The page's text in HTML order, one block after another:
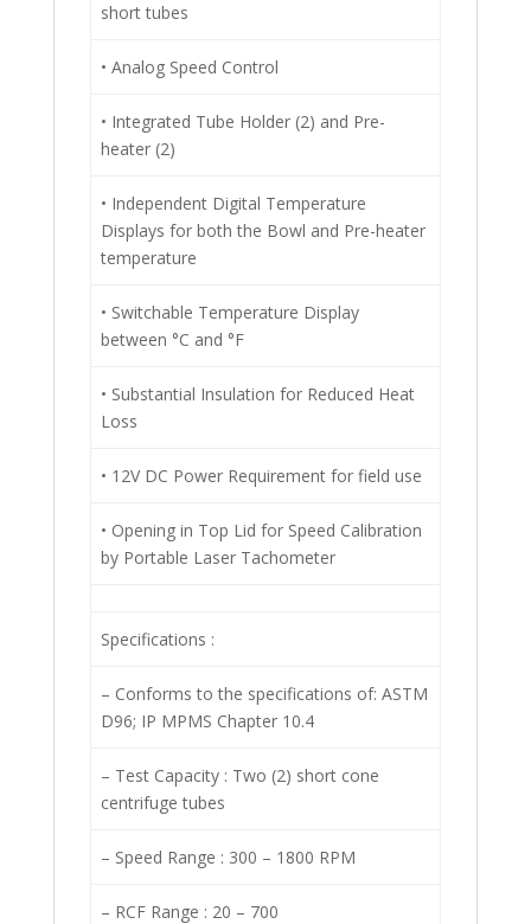
short tubes
• Analog Speed Control
• Integrated Tube Holder (2) and Pre-
heater (2)
• Independent Digital Temperature
Displays for both the Bowl and Pre-heater
temperature
• Switchable Temperature Display
between °C and °F
• Substantial Insulation for Reduced Heat
Loss
• 12V DC Power Requirement for field use
• Opening in Top Lid for Speed Calibration
by Portable Laser Tachometer
Specifications :
– Conforms to the specifications of: ASTM
D96; IP MPMS Chapter 10.4
– Test Capacity : Two (2) short cone
centrifuge tubes
– Speed Range : 300 – 1800 RPM
– RCF Range : 20 – 700